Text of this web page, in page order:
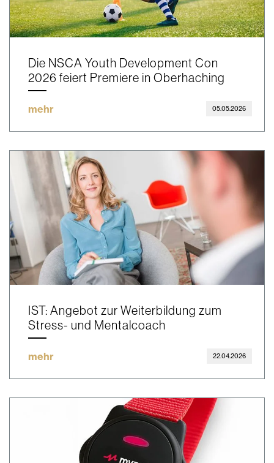
Die NSCA Youth Development Con
2026 feiert Premiere in Oberhaching
mehr 05.05.2026
IST: Angebot zur Weiterbildung zum
Stress- und Mentalcoach
mehr 22.04.2026